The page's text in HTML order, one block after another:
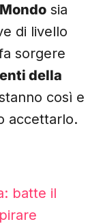
sia
di livello
sorgere
della
così e
accettarlo.
batte il